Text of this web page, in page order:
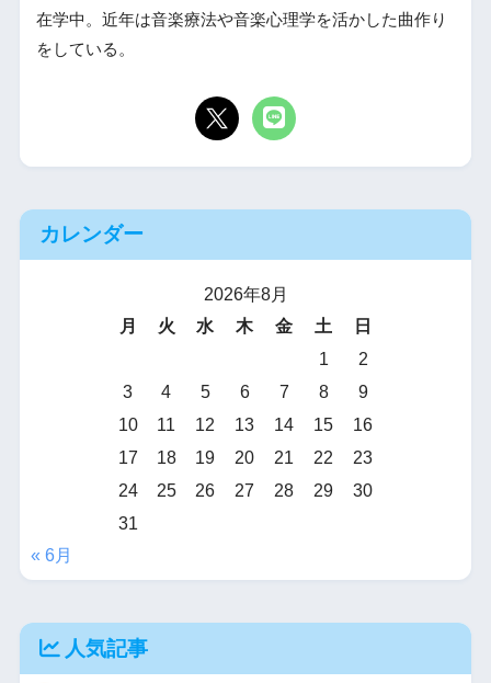
在学中。近年は音楽療法や音楽心理学を活かした曲作り
をしている。
カレンダー
2026年8月
月
火 水 木 金 土
日
1
2
3
4 5 6 7 8
9
10
11 12 13 14 15
16
17
18 19 20 21 22
23
24
25 26 27 28 29
30
31
« 6月
人気記事